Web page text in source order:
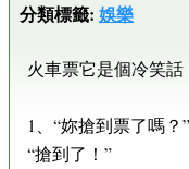
分類標籤: 娛樂
火車票它是個冷笑話
1、“妳搶到票了嗎？”
“搶到了！”